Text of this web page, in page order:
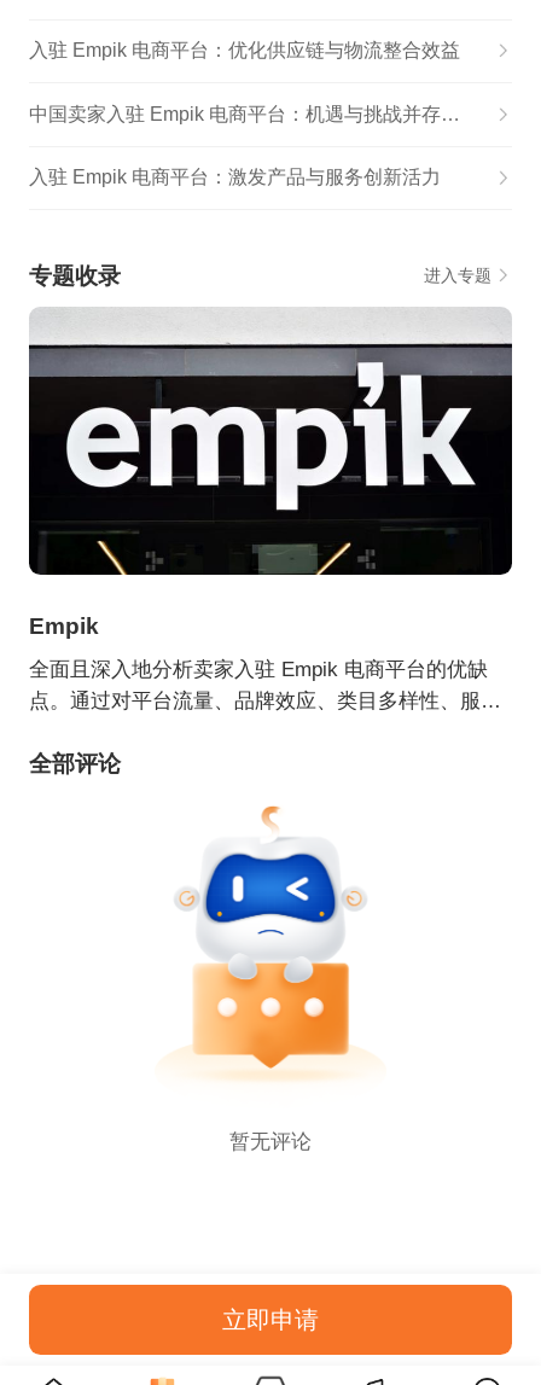
入驻 Empik 电商平台：优化供应链与物流整合效益
中国卖家入驻 Empik 电商平台：机遇与挑战并存的跨境新征程
入驻 Empik 电商平台：激发产品与服务创新活力
专题收录 进入专题
Empik
全面且深入地分析卖家入驻 Empik 电商平台的优缺
点。通过对平台流量、品牌效应、类目多样性、服务
则限制等劣势方面的详细阐述，为卖家提供清晰的决
全部评论
暂无评论
立即申请